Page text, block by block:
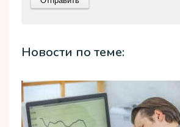
Новости по теме: